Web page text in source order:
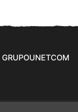
GRUPOUNETCOM